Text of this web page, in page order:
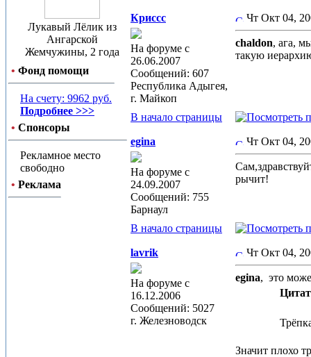
Лукавый Лёлик из
Ангарской
Жемчужины, 2 года
• Фонд помощи
На счету: 9962 руб.
Подробнее >>>
• Спонсоры
Рекламное место
свободно
• Реклама
Криссс
На форуме с
26.06.2007
Сообщений: 607
Республика Адыгея,
г. Майкоп
Чт Окт 04,
chaldon, ага,
такую
В начало страницы
egina
На форуме с
24.09.2007
Сообщений: 755
Барнаул
Чт Окт 04,
рычит!
В начало страницы
lavrik
На форуме с
16.12.2006
Сообщений: 5027
г. Железноводск
Чт Окт 04,
egina, это
Значит плохо